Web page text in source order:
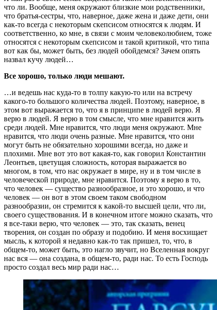
что ли. Вообще, меня окружают близкие мои родственники,
что братья-сестры, что, наверное, даже жена и даже дети, они
как-то всегда с некоторым скепсисом относятся к людям. И
соответственно, ко мне, в связи с моим человеколюбием, тоже
относятся с некоторым скепсисом и такой критикой, что типа
вот как бы, может быть, без людей обойдемся? Зачем опять
назвал кучу людей…
Все хорошо, только люди мешают.
…и ведешь нас куда-то в толпу какую-то или на встречу
какого-то большого количества людей. Поэтому, наверное, в
этом вот выражается то, что я в принципе в людей верю. Я
верю в людей. Я верю в том смысле, что мне нравится жить
среди людей. Мне нравится, что люди меня окружают. Мне
нравится, что люди очень разные. Мне нравится, что они
могут быть не обязательно хорошими всегда, но даже и
плохими. Мне вот это вот какая-то, как говорил Константин
Леонтьев, цветущая сложность, которая выражается во
многом, в том, что нас окружает в мире, ну и в том числе в
человеческой природе, мне нравится. Поэтому я верю в то,
что человек — существо разнообразное, и это хорошо, и что
человек — он вот в этом своем таком свободном
разнообразии, он стремится к какой-то высшей цели, что ли,
своего существования. И в конечном итоге можно сказать, что
я все-таки верю, что человек — это, так сказать, венец
творения, он создан по образу и подобию. И меня восхищает
мысль, к которой я недавно как-то так пришел, то, что, в
общем-то, может быть, это нагло звучит, но Вселенная вокруг
нас вся — она создана, в общем-то, ради нас. То есть Господь
просто создал весь мир ради нас…